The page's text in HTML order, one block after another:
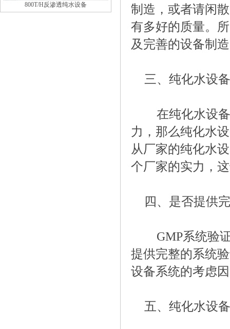
800T/H反渗透纯水设备
制造，或者请闲
有多好的质量。
及完善的设备制
三、纯化水设
在纯化水设
力，那么纯化水
从厂家的纯化水
个厂家的实力，
四、是否提供
GMP系统验
提供完整的系统
设备系统的考虑
五、纯化水设